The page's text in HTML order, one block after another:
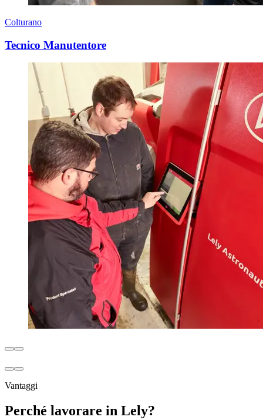
Colturano
Tecnico Manutentore
Vantaggi
Perché lavorare in Lely?